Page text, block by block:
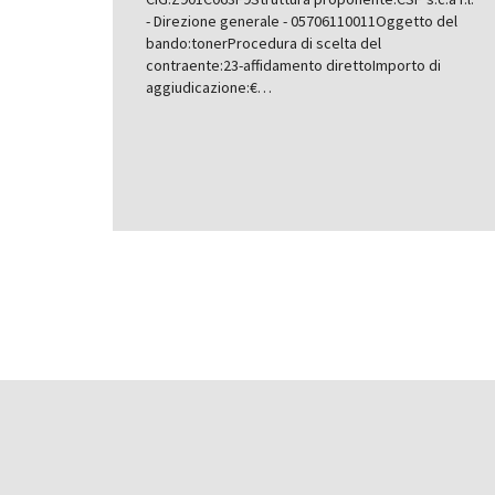
- Direzione generale - 05706110011Oggetto del
bando:tonerProcedura di scelta del
contraente:23-affidamento direttoImporto di
aggiudicazione:€…